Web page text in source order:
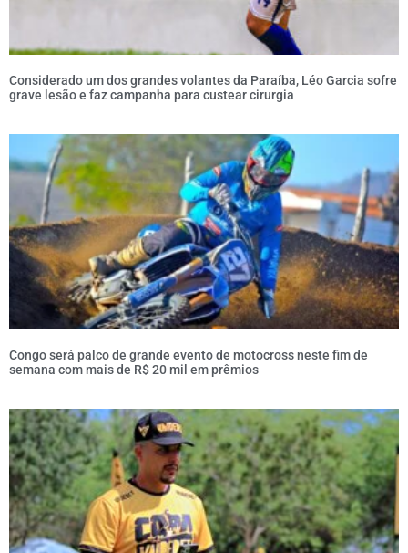
Considerado um dos grandes volantes da Paraíba, Léo Garcia sofre
grave lesão e faz campanha para custear cirurgia
Congo será palco de grande evento de motocross neste fim de
semana com mais de R$ 20 mil em prêmios